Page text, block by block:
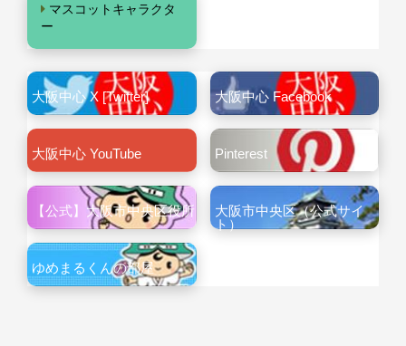
マスコットキャラクタ
ー
大阪中心 X [Twitter] 大阪中心 Facebook
大阪中心 YouTube Pinterest
【公式】大阪市中央区役所
大阪市中央区（公式サイ
ト）
ゆめまるくんの部屋